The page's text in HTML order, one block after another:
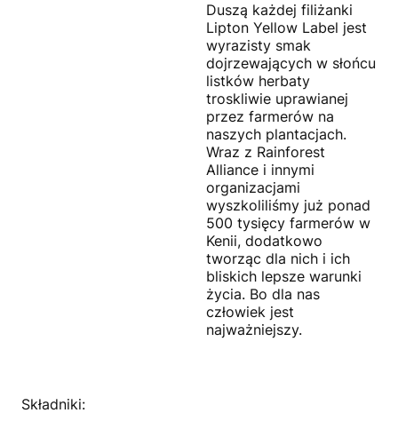
Duszą każdej filiżanki
Lipton Yellow Label jest
wyrazisty smak
dojrzewających w słońcu
listków herbaty
troskliwie uprawianej
przez farmerów na
naszych plantacjach.
Wraz z Rainforest
Alliance i innymi
organizacjami
wyszkoliliśmy już ponad
500 tysięcy farmerów w
Kenii, dodatkowo
tworząc dla nich i ich
bliskich lepsze warunki
życia. Bo dla nas
człowiek jest
najważniejszy.
Składniki: